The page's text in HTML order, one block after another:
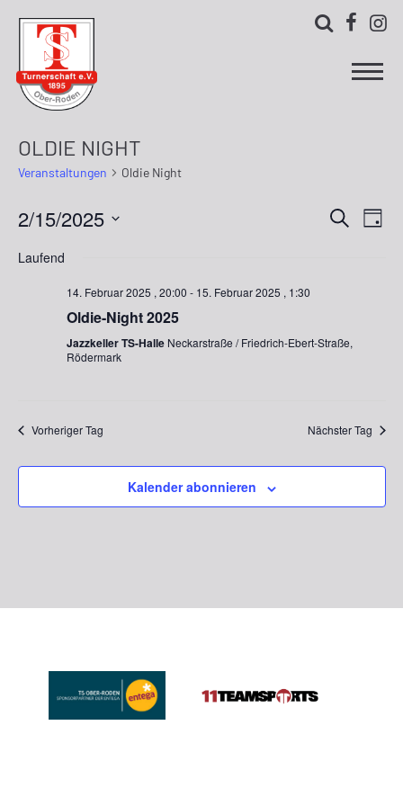
  
OLDIE NIGHT
Veranstaltungen Oldie Night
Suche
Tag
2/15/2025
wählen.
Laufend
14. Februar 2025 , 20:00 - 15. Februar 2025 , 1:30
Oldie-Night 2025
Jazzkeller TS-Halle Neckarstraße / Friedrich-Ebert-Straße,
Rödermark
Vorheriger Tag Nächster Tag
Kalender abonnieren